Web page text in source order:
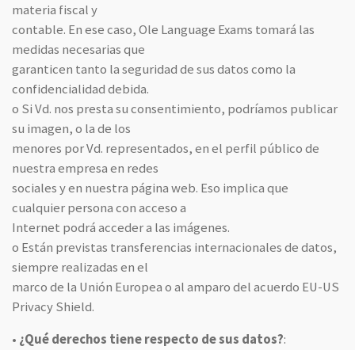
materia fiscal y
contable. En ese caso, Ole Language Exams tomará las
medidas necesarias que
garanticen tanto la seguridad de sus datos como la
confidencialidad debida.
o Si Vd. nos presta su consentimiento, podríamos publicar
su imagen, o la de los
menores por Vd. representados, en el perfil público de
nuestra empresa en redes
sociales y en nuestra página web. Eso implica que
cualquier persona con acceso a
Internet podrá acceder a las imágenes.
o Están previstas transferencias internacionales de datos,
siempre realizadas en el
marco de la Unión Europea o al amparo del acuerdo EU-US
Privacy Shield.
• ¿Qué derechos tiene respecto de sus datos?: